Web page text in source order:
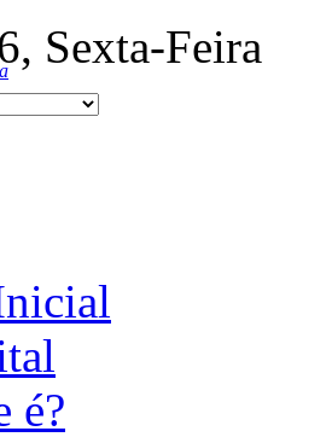
Sexta-Feira
é?